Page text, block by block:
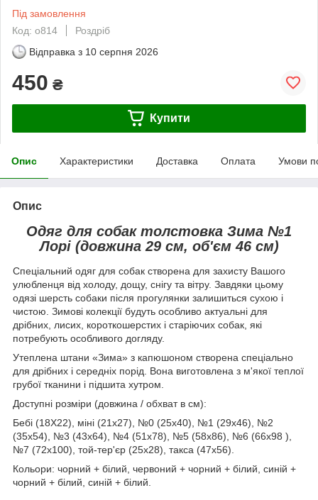
Під замовлення
Код: о814
Роздріб
Відправка з 10 серпня 2026
450 ₴
Купити
Опис Характеристики Доставка Оплата Умови
Опис
Одяг для собак толстовка Зима №1
Лорі (довжина 29 см, об'єм 46 см)
Спеціальний одяг для собак створена для захисту Вашого
улюбленця від холоду, дощу, снігу та вітру. Завдяки цьому
одязі шерсть собаки після прогулянки залишиться сухою і
чистою. Зимові колекції будуть особливо актуальні для
дрібних, лисих, короткошерстих і старіючих собак, які
потребують особливого догляду.
Утеплена штани «Зима» з капюшоном створена спеціально
для дрібних і середніх порід. Вона виготовлена з м'якої теплої
грубої тканини і підшита хутром.
Доступні розміри (довжина / обхват в см):
Бебі (18Х22), міні (21х27), №0 (25х40), №1 (29х46), №2
(35х54), №3 (43х64), №4 (51х78), №5 (58х86), №6 (66x98 ),
№7 (72х100), той-тер'єр (25х28), такса (47х56).
Кольори: чорний + білий, червоний + чорний + білий, синій +
чорний + білий, синій + білий.